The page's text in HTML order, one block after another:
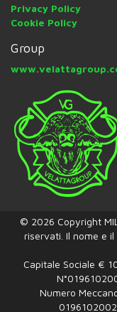
Privacy Policy
Cookie Policy
Group
© 2026 Copyright
riservati. Il nome e il
Capitale Sociale €
Numero